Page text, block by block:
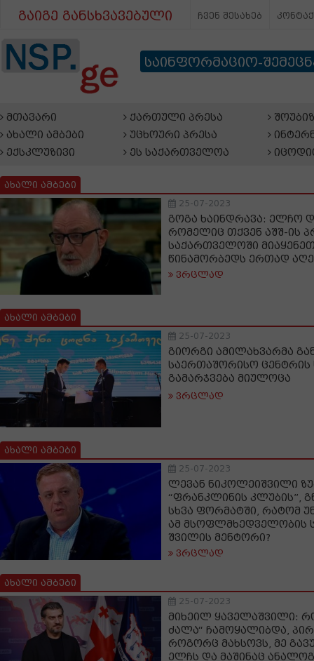
გაიგე განსხვავებული ჩვენ შესახებ
საინფორმაციო-
მთავარი
ახალი ამბები
ექსკლუზივი
ქართული პრესა
უცხოური პრესა
ეს საქართველოა
ახალი ამბები
25-07-2023
გოგა ხაინდრავა: ელჩო
რომელიც თქვენ აშშ-ის
საქართველოში
წინამორბედს ერთად
ვრცლად
ახალი ამბები
25-07-2023
გიორგი ამილახვარმა
საერთაშორისო ცენტრის
გამარჯვება მიულოცა
ვრცლად
ახალი ამბები
25-07-2023
ლევან ნიკოლეიშვილი
“ფრანკლინის კლუბის”,
სხვა ფორმატში, რატომ
ამ მსოფლმხედველობის
შვილის მენტორი?
ვრცლად
ახალი ამბები
25-07-2023
მიხეილ ყაველაშვილი:
ძალა“ ჩამოყალიბდა,
როგორც მახსოვს, მე
ელჩს და მაშინაც